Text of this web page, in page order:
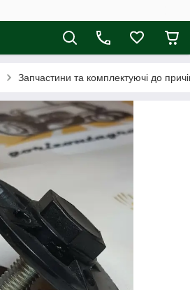
Запчастини та комплектуючі до